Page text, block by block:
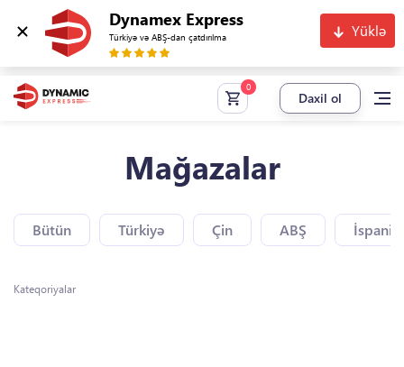
Dynamex Express
Türkiyə və ABŞ-dan çatdırılma Yüklə
Daxil ol
Mağazalar
Bütün Türkiyə Çin ABŞ
Kateqoriyalar